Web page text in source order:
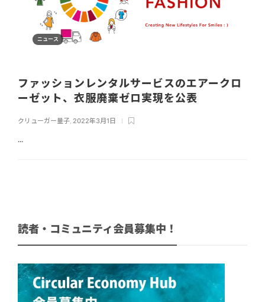
ニュース
ファッションレンタルサービスのエアークロ
ーゼット、⾐服廃棄ゼロ実現を公表
クリューガー量子 2022年3月1日
...
読者・コミュニティ会員募集中！